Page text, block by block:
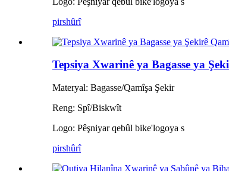
pirshûrî
Tepsiya Xwarinê ya Bagasse ya
Materyal: Bagasse/Qamîşa Şekir
Reng: Spî/Biskwît
Logo: Pêşniyar qebûl bike'logoya s
pirshûrî